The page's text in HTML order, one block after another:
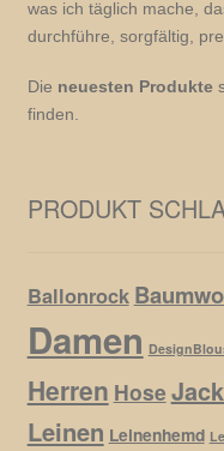
was ich täglich mache,
durchführe, sorgfältig,
Die neuesten Produkte
finden.
PRODUKT
Ballonrock
Damen
Herren Hose
Leinen Leinenhemd